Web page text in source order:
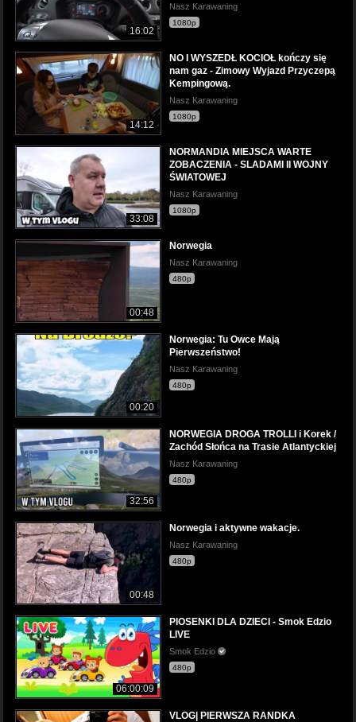
16:02
Nasz Karawaning
1080p
14:12
NO I WYSZEDŁ KOCIOŁ kończy się
nam gaz - Zimowy Wyjazd Przyczepą
Kempingową.
Nasz Karawaning
1080p
33:08
NORMANDIA MIEJSCA WARTE
ZOBACZENIA - SLADAMI II WOJNY
ŚWIATOWEJ
Nasz Karawaning
1080p
00:48
Norwegia
Nasz Karawaning
480p
00:20
Norwegia: Tu Owce Mają
Pierwszeństwo!
Nasz Karawaning
480p
32:56
NORWEGIA DROGA TROLLI i Korek /
Zachód Słońca na Trasie Atlantyckiej
Nasz Karawaning
480p
00:48
Norwegia i aktywne wakacje.
Nasz Karawaning
480p
06:00:09
PIOSENKI DLA DZIECI - Smok Edzio
LIVE
Smok Edzio
480p
VLOG| PIERWSZA RANDKA